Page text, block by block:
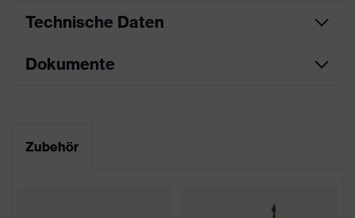
Technische Daten
Produktart
Dokumente
Zubehör